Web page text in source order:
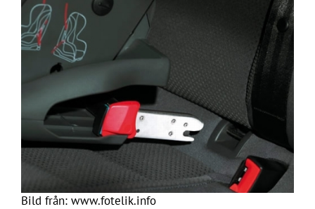
Bild från: www.fotelik.info